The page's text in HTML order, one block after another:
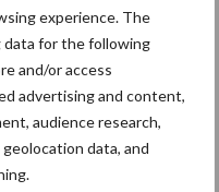
experience. The
for the following
and/or access
advertising and content,
audience research,
data, and
vreest
najaar
blijft grillig:
houden